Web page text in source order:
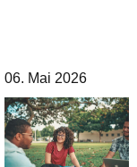
06. Mai 2026